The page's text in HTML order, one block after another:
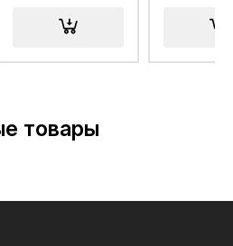
товары